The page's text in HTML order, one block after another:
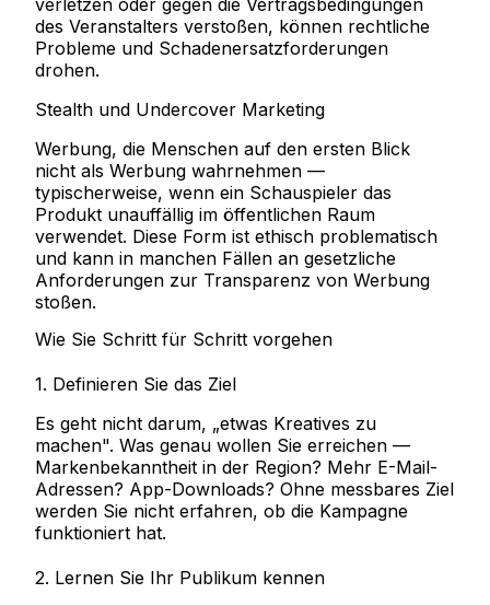
verletzen oder gegen die Vertragsbedingungen
des Veranstalters verstoßen, können rechtliche
Probleme und Schadenersatzforderungen
drohen.
Stealth und Undercover Marketing
Werbung, die Menschen auf den ersten Blick
nicht als Werbung wahrnehmen —
typischerweise, wenn ein Schauspieler das
Produkt unauffällig im öffentlichen Raum
verwendet. Diese Form ist ethisch problematisch
und kann in manchen Fällen an gesetzliche
Anforderungen zur Transparenz von Werbung
stoßen.
Wie Sie Schritt für Schritt vorgehen
1. Definieren Sie das Ziel
Es geht nicht darum, „etwas Kreatives zu
machen". Was genau wollen Sie erreichen —
Markenbekanntheit in der Region? Mehr E-Mail-
Adressen? App-Downloads? Ohne messbares Ziel
werden Sie nicht erfahren, ob die Kampagne
funktioniert hat.
2. Lernen Sie Ihr Publikum kennen